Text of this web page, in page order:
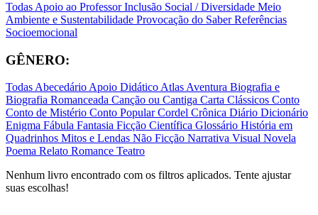
Todas Apoio ao ProfessorInclusão Social / Diversidade Meio
Ambiente e Sustentabilidade Provocação do SaberReferências
Socioemocional
GÊNERO:
TodasAbecedárioApoio DidáticoAtlasAventura Biografia e
Biografia Romanceada Canção ou Cantiga Carta Clássicos Conto
Conto de Mistério Conto PopularCordel Crônica Diário Dicionário
Enigma Fábula Fantasia Ficção Científica Glossário História em
Quadrinhos Mitos e Lendas Não Ficção Narrativa Visual Novela
Poema Relato Romance Teatro
Nenhum livro encontrado com os filtros aplicados. Tente ajustar
suas escolhas!